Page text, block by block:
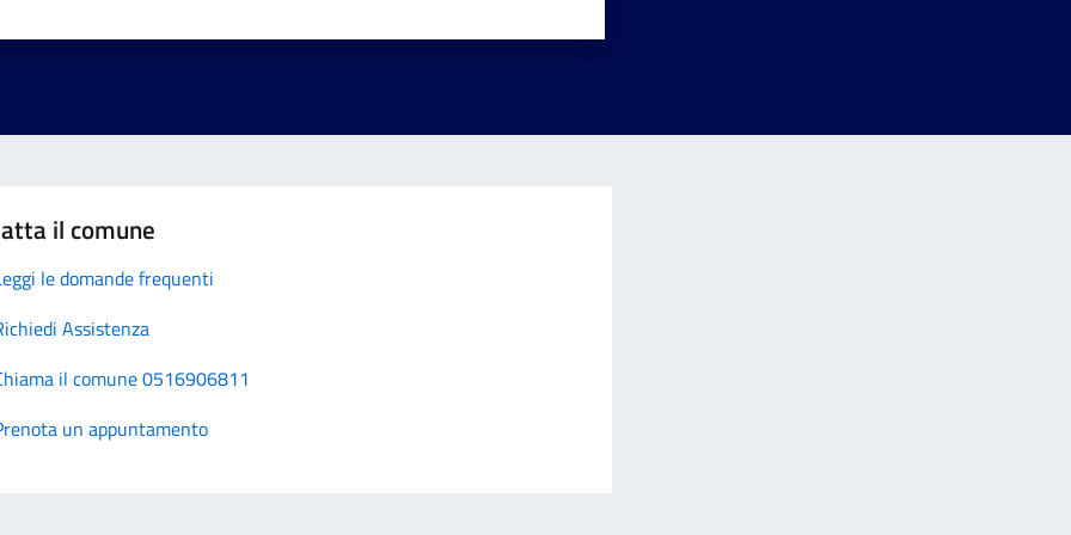
il comune
le domande frequenti
Assistenza
il comune 0516906811
un appuntamento